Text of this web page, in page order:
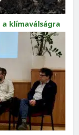
a klímaválságra